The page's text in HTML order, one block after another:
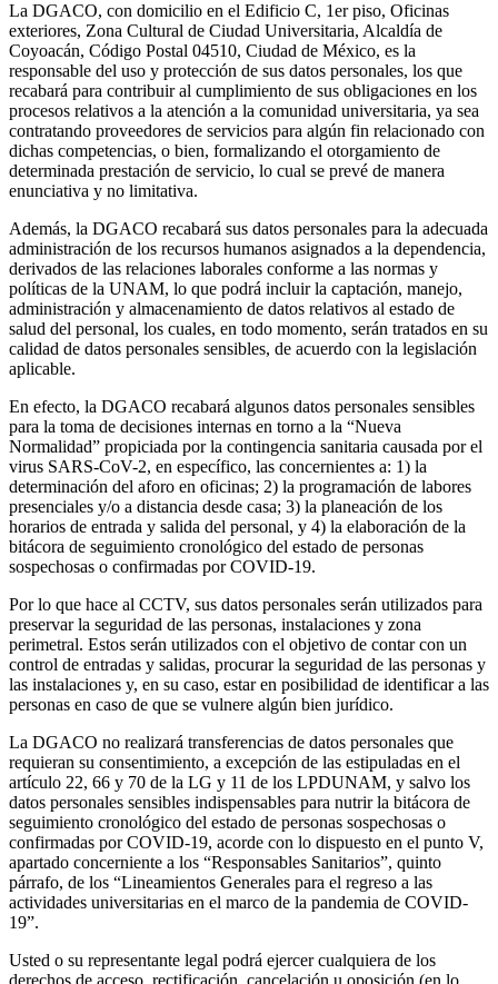
La DGACO, con domicilio en el Edificio C, 1er piso, Oficinas
exteriores, Zona Cultural de Ciudad Universitaria, Alcaldía de
Coyoacán, Código Postal 04510, Ciudad de México, es la
responsable del uso y protección de sus datos personales, los que
recabará para contribuir al cumplimiento de sus obligaciones en los
procesos relativos a la atención a la comunidad universitaria, ya sea
contratando proveedores de servicios para algún fin relacionado con
dichas competencias, o bien, formalizando el otorgamiento de
determinada prestación de servicio, lo cual se prevé de manera
enunciativa y no limitativa.
Además, la DGACO recabará sus datos personales para la adecuada
administración de los recursos humanos asignados a la dependencia,
derivados de las relaciones laborales conforme a las normas y
políticas de la UNAM, lo que podrá incluir la captación, manejo,
administración y almacenamiento de datos relativos al estado de
salud del personal, los cuales, en todo momento, serán tratados en su
calidad de datos personales sensibles, de acuerdo con la legislación
aplicable.
En efecto, la DGACO recabará algunos datos personales sensibles
para la toma de decisiones internas en torno a la “Nueva
Normalidad” propiciada por la contingencia sanitaria causada por el
virus SARS-CoV-2, en específico, las concernientes a: 1) la
determinación del aforo en oficinas; 2) la programación de labores
presenciales y/o a distancia desde casa; 3) la planeación de los
horarios de entrada y salida del personal, y 4) la elaboración de la
bitácora de seguimiento cronológico del estado de personas
sospechosas o confirmadas por COVID-19.
Por lo que hace al CCTV, sus datos personales serán utilizados para
preservar la seguridad de las personas, instalaciones y zona
perimetral. Estos serán utilizados con el objetivo de contar con un
control de entradas y salidas, procurar la seguridad de las personas y
las instalaciones y, en su caso, estar en posibilidad de identificar a las
personas en caso de que se vulnere algún bien jurídico.
La DGACO no realizará transferencias de datos personales que
requieran su consentimiento, a excepción de las estipuladas en el
artículo 22, 66 y 70 de la LG y 11 de los LPDUNAM, y salvo los
datos personales sensibles indispensables para nutrir la bitácora de
seguimiento cronológico del estado de personas sospechosas o
confirmadas por COVID-19, acorde con lo dispuesto en el punto V,
apartado concerniente a los “Responsables Sanitarios”, quinto
párrafo, de los “Lineamientos Generales para el regreso a las
actividades universitarias en el marco de la pandemia de COVID-
19”.
Usted o su representante legal podrá ejercer cualquiera de los